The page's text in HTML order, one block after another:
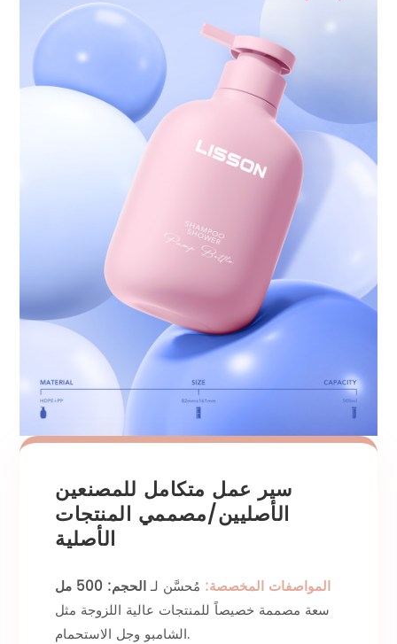
سير عمل متكامل للمصنعين
الأصليين/مصممي المنتجات
الأصلية
المواصفات المخصصة: مُحسَّن لـالحجم: 500 مل
سعة مصممة خصيصاً للمنتجات عالية اللزوجة مثل
الشامبو وجل الاستحمام.